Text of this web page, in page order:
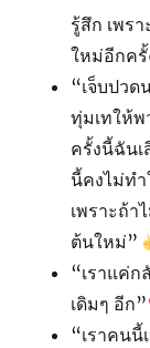
รู้สึก เพร
ใหม่อีกครั้
“เจ็บปวด
ทุ่มเทให้
ครั้งนี้ฉัน
นี้คงไม่ทำ
เพราะถ้า
ต้นใหม่”
“เราแค่ก
เดิมๆ อีก”
“เราคนนี้